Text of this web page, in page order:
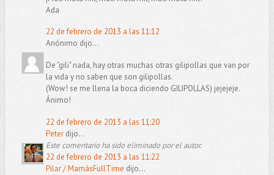
Ada
22 de febrero de 2013 a las 11:12
Anónimo dijo...
De "gili" nada, hay otras muchas otras gilipollas que van por
la vida y no saben que son gilipollas.
(Wow! se me llena la boca diciendo GILIPOLLAS) jejejeje.
Ánimo!
22 de febrero de 2013 a las 11:20
Peterdijo...
Este comentario ha sido eliminado por el autor.
22 de febrero de 2013 a las 11:22
Pilar / MamásFullTime dijo...